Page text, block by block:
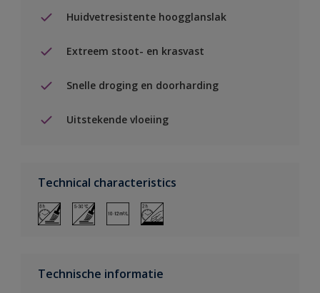
Huidvetresistente hoogglanslak
Extreem stoot- en krasvast
Snelle droging en doorharding
Uitstekende vloeiing
Technical characteristics
Technische informatie